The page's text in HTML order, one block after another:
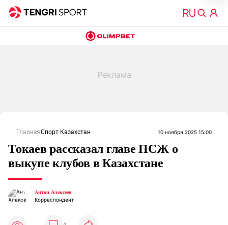
ГлавнаяСпорт Казахстан 10 ноября 2025 15:00
Токаев рассказал главе ПСЖ о
выкупе клубов в Казахстане
Антон Алексеев
Корреспондент